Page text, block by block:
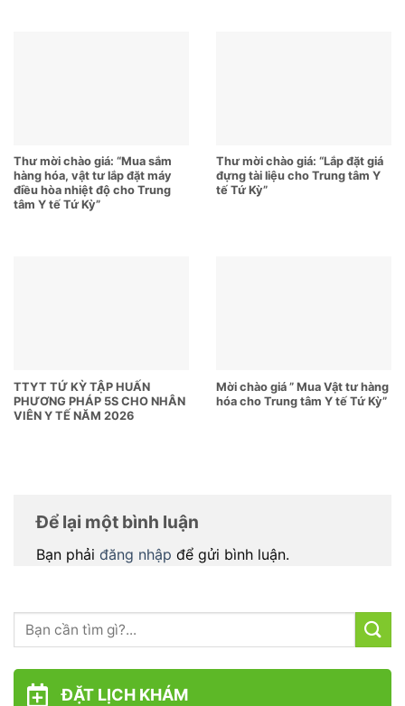
Thư mời chào giá: “Mua sắm
hàng hóa, vật tư lắp đặt máy
điều hòa nhiệt độ cho Trung
tâm Y tế Tứ Kỳ”
Thư mời chào giá: “Lắp đặt giá
đựng tài liệu cho Trung tâm Y
tế Tứ Kỳ”
TTYT TỨ KỲ TẬP HUẤN
PHƯƠNG PHÁP 5S CHO NHÂN
VIÊN Y TẾ NĂM 2026
Mời chào giá ” Mua Vật tư hàng
hóa cho Trung tâm Y tế Tứ Kỳ”
Để lại một bình luận
Bạn phải đăng nhập để gửi bình luận.
ĐẶT LỊCH KHÁM